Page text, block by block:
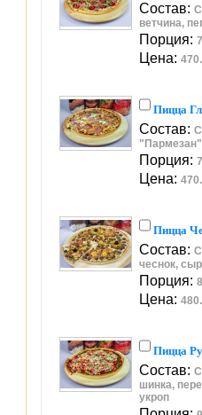
Состав:
ветчина,
Порция:
Цена:
Пицца
Состав:
Порция:
Цена:
Пицца
Состав:
чеснок,
Порция:
Цена:
Пицца
Состав:
шинка,
укроп